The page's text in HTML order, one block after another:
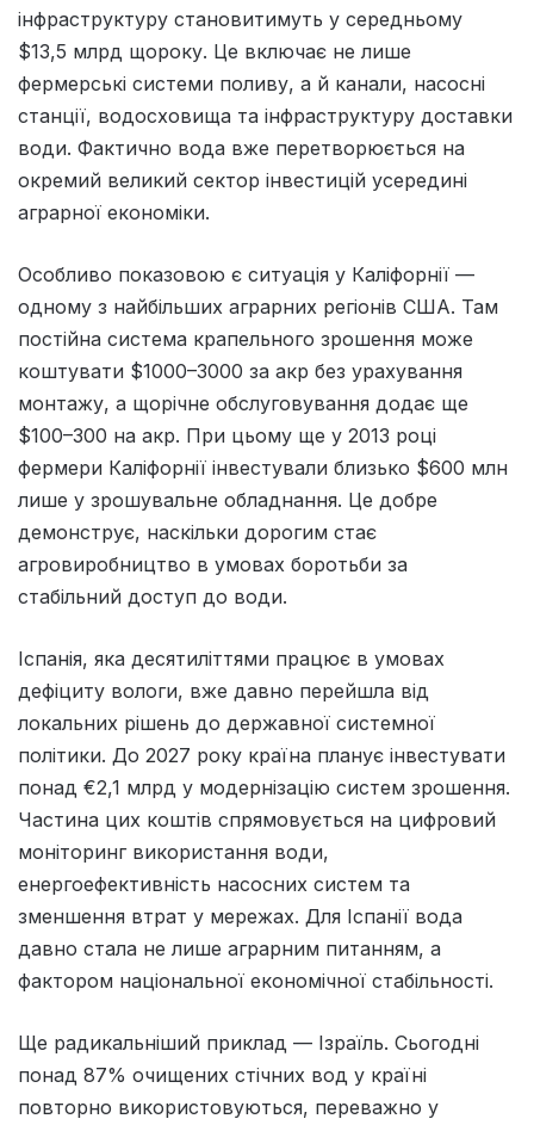
інфраструктуру становитимуть у середньому
$13,5 млрд щороку. Це включає не лише
фермерські системи поливу, а й канали, насосні
станції, водосховища та інфраструктуру доставки
води. Фактично вода вже перетворюється на
окремий великий сектор інвестицій усередині
аграрної економіки.
Особливо показовою є ситуація у Каліфорнії —
одному з найбільших аграрних регіонів США. Там
постійна система крапельного зрошення може
коштувати $1000–3000 за акр без урахування
монтажу, а щорічне обслуговування додає ще
$100–300 на акр. При цьому ще у 2013 році
фермери Каліфорнії інвестували близько $600 млн
лише у зрошувальне обладнання. Це добре
демонструє, наскільки дорогим стає
агровиробництво в умовах боротьби за
стабільний доступ до води.
Іспанія, яка десятиліттями працює в умовах
дефіциту вологи, вже давно перейшла від
локальних рішень до державної системної
політики. До 2027 року країна планує інвестувати
понад €2,1 млрд у модернізацію систем зрошення.
Частина цих коштів спрямовується на цифровий
моніторинг використання води,
енергоефективність насосних систем та
зменшення втрат у мережах. Для Іспанії вода
давно стала не лише аграрним питанням, а
фактором національної економічної стабільності.
Ще радикальніший приклад — Ізраїль. Сьогодні
понад 87% очищених стічних вод у країні
повторно використовуються, переважно у